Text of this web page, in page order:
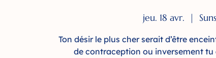
jeu. 18 avr.
  |
Ton désir le plus cher serait d’être
de contraception ou inversement